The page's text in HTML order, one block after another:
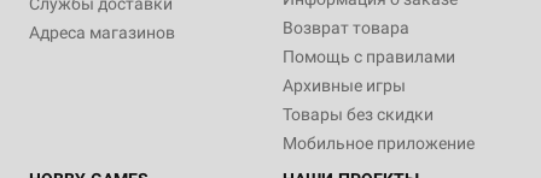
Службы доставки
Адреса магазинов
Возврат товара
Помощь с правилами
Архивные игры
Товары без скидки
Мобильное приложение